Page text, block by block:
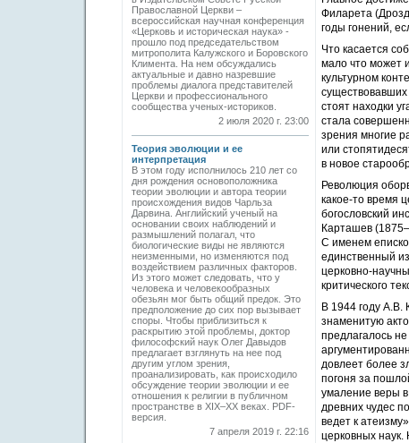
Православной Церкви –
всероссийская научная конференция
«Церковь и историческая наука» -
прошло под председательством
митрополита Калужского и Боровского
Климента. На нем обсуждались
актуальные и давно назревшие
проблемы диалога представителей
Церкви и профессионального
сообщества ученых-историков.
2 июля 2020 г. 23:00
Теория эволюции и ее
интерпретация
В этом году исполнилось 210 лет со
дня рождения основоположника
теории эволюции и автора теории
происхождения видов Чарльза
Дарвина. Английский ученый на
основании своих наблюдений и
размышлений полагал, что
биологические виды не являются
неизменными, но изменяются под
воздействием различных факторов.
Из этого может следовать, что у
человека и человекообразных
обезьян мог быть общий предок. Это
предположение до сих пор вызывает
споры. Чтобы приблизиться к
раскрытию этой проблемы, доктор
философский наук Олег Давыдов
предлагает взглянуть на нее под
другим углом зрения,
проанализировать, как происходило
обсуждение теории эволюции и ее
отношения к религии в публичном
пространстве в XIX–ХХ веках. PDF-
версия.
7 апреля 2019 г. 22:16
Филарета
годы гонений,
Что касается
мало что может
культурном
существовавших
стоят находки
стала
зрения многие
или
в новое
Революция
какое-то время
богословский
Карташев
С именем
единственный
церковно-
критического
В 1944 году А.В.
знаменитую
предлагалось
довлеет более
погоня за
умаление веры
древних чудес
ведет к
церковных наук.